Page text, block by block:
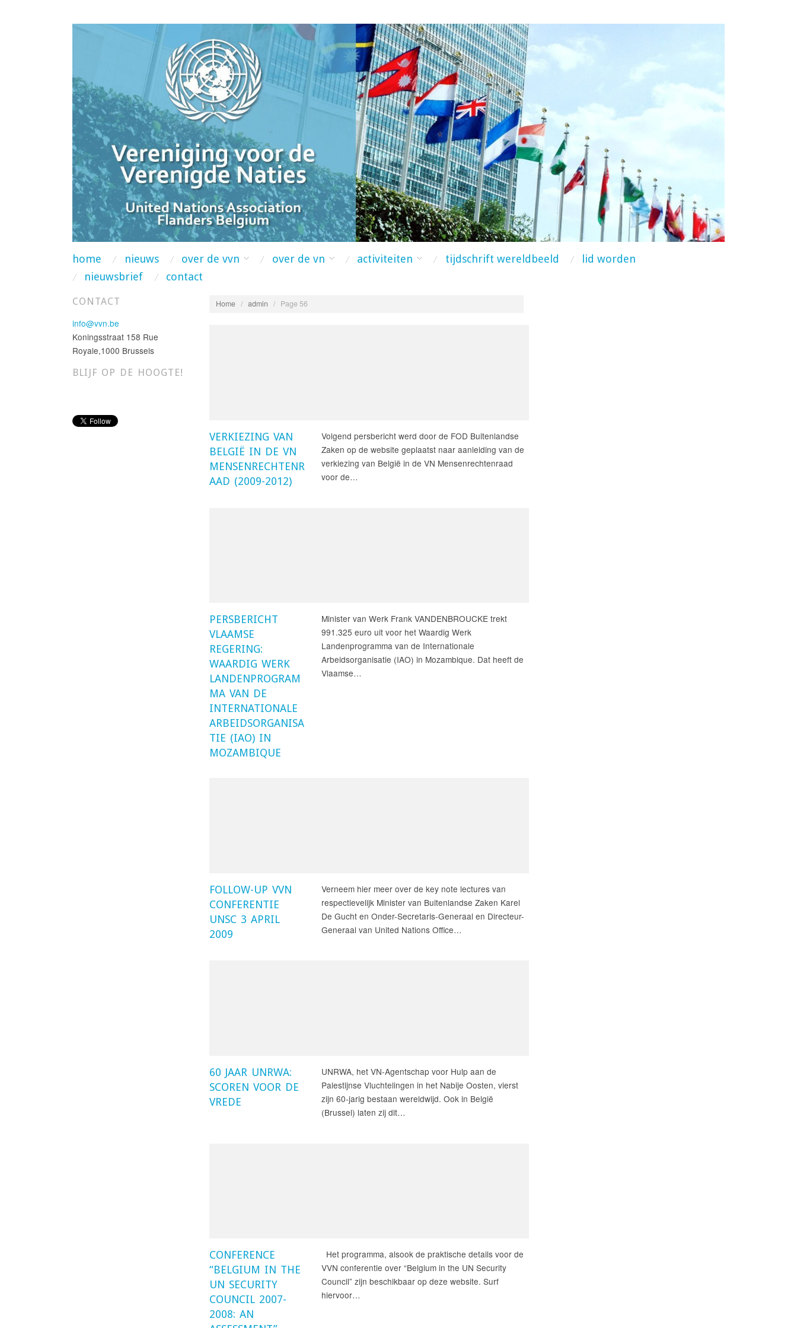
home nieuws over de vvn over de vn activiteiten tijdschrift wereldbeeld
lid worden
nieuwsbrief
contact
CONTACT
info@vvn.be
Koningsstraat 158 Rue
Royale,1000 Brussels
BLIJF OP DE HOOGTE!
Home / admin / Page 56
VERKIEZING VAN
BELGIË IN DE VN
MENSENRECHTENR
AAD (2009-2012)
Volgend persbericht werd door de FOD Buitenlandse
Zaken op de website geplaatst naar aanleiding van de
verkiezing van België in de VN Mensenrechtenraad
voor de…
PERSBERICHT
VLAAMSE
REGERING:
WAARDIG WERK
LANDENPROGRAM
MA VAN DE
INTERNATIONALE
ARBEIDSORGANISA
TIE (IAO) IN
MOZAMBIQUE
Minister van Werk Frank VANDENBROUCKE trekt
991.325 euro uit voor het Waardig Werk
Landenprogramma van de Internationale
Arbeidsorganisatie (IAO) in Mozambique. Dat heeft de
Vlaamse…
FOLLOW-UP VVN
CONFERENTIE
UNSC 3 APRIL
2009
Verneem hier meer over de key note lectures van
respectievelijk Minister van Buitenlandse Zaken Karel
De Gucht en Onder-Secretaris-Generaal en Directeur-
Generaal van United Nations Office…
60 JAAR UNRWA:
SCOREN VOOR DE
VREDE
UNRWA, het VN-Agentschap voor Hulp aan de
Palestijnse Vluchtelingen in het Nabije Oosten, vierst
zijn 60-jarig bestaan wereldwijd. Ook in België
(Brussel) laten zij dit…
CONFERENCE
“BELGIUM IN THE
UN SECURITY
COUNCIL 2007-
2008: AN
Het programma, alsook de praktische details voor de
VVN conferentie over “Belgium in the UN Security
Council” zijn beschikbaar op deze website. Surf
hiervoor…